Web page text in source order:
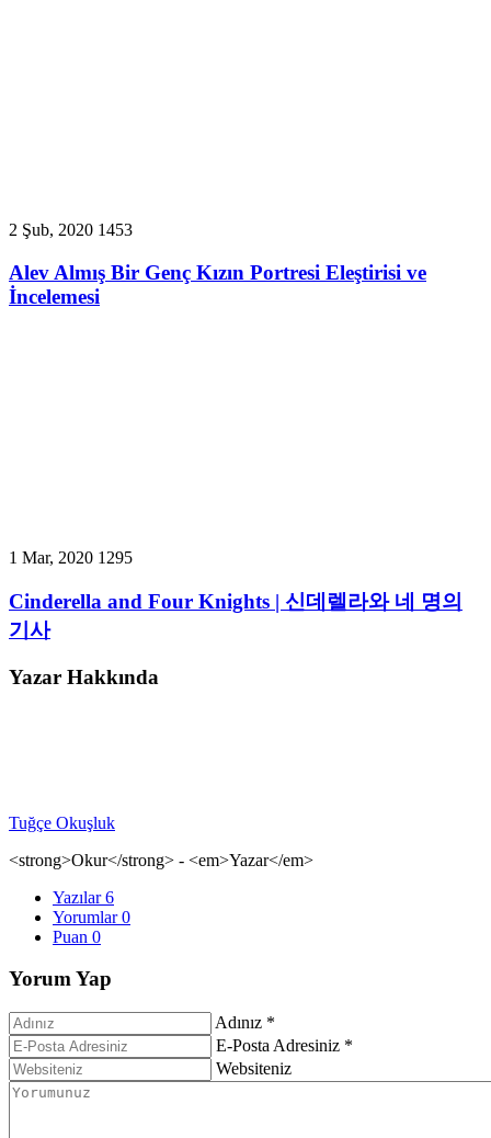
2 Şub, 2020 1453
Alev Almış Bir Genç Kızın Portresi Eleştirisi ve
İncelemesi
1 Mar, 2020 1295
Cinderella and Four Knights | 신데렐라와 네 명의
기사
Yazar Hakkında
Tuğçe Okuşluk
<strong>Okur</strong> - <em>Yazar</em>
Yazılar 6
Yorumlar 0
Puan 0
Yorum Yap
Adınız *
E-Posta Adresiniz *
Websiteniz